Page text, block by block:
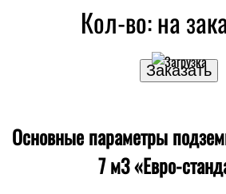
Кол-во:на
Основные параметры
7 м3 «Евро-